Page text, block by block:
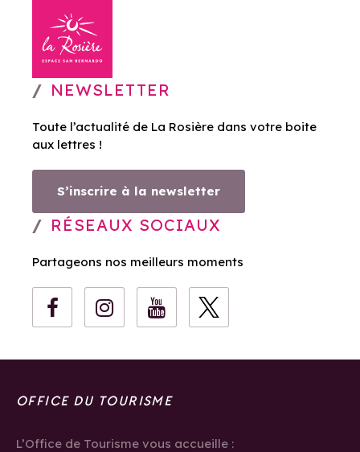
NEWSLETTER
Toute l’actualité de La Rosière dans votre boite
aux lettres !
S’inscrire à la newsletter
RÉSEAUX SOCIAUX
Partageons nos meilleurs moments
OFFICE DU TOURISME
L’Office de Tourisme vous accueille :